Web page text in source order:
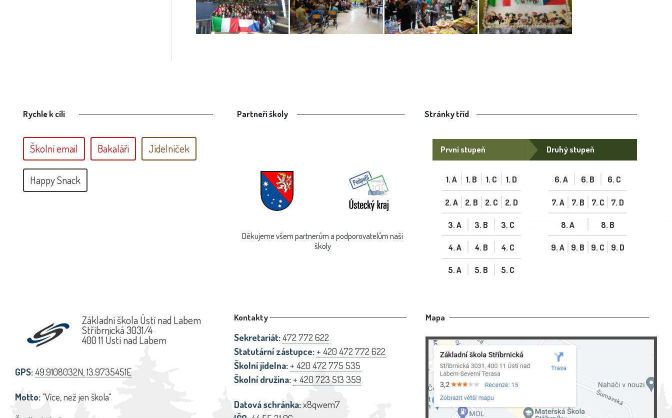
Rychle k cíli
Školní email Bakaláři Jídelníček
Happy Snack
Partneři školy
Děkujeme všem partnerům a podporovatelům naší
školy
Stránky tříd
První stupeň
1. A 1. B 1. C 1. D
2. A 2. B 2. C 2. D
3. A 3. B 3. C
4. A 4. B 4. C
5. A 5. B 5. C
Druhý stupeň
6. A 6. B 6. C
7. A 7. B 7. C 7. D
8. A 8. B
9. A 9. B 9. C 9. D
Základní škola Ústí nad Labem
Stříbrnická 3031/4
400 11 Ústí nad Labem
GPS:49.9108032N, 13.9735451E
Motto:"Více, než jen škola"
Kontakty
Sekretariát:472 772 622
Statutární zástupce: + 420 472 772 622
Školní jídelna: + 420 472 775 535
Školní družina: + 420 723 513 359
Datová schránka:x8qwem7
Mapa